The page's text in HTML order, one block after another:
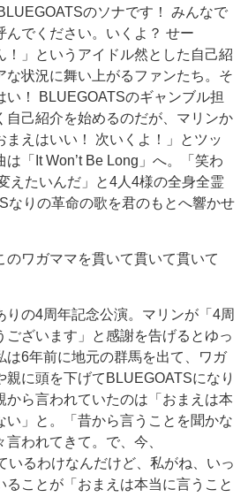
のソナです！ みんなで
んでください。いくよ？ せー
！」というアイドル然とした自己紹
な状況に舞い上がるファンたち。そ
い！ BLUEGOATSのギャンブル担
己紹介を始めるのだが、マリンか
まえはいい！ 次いくよ！」とツッ
「It Won’t Be Long」へ。「笑わ
えたいんだ」と4人4様の全身全霊
なりの革命の歌を君のもとへ響かせ
のワガママを貫いて貫いて貫いて
の4周年記念公演。マリンが「4周
ございます」と感謝を告げるとゆっ
は6年前に地元の群馬を出て、ワガ
親に頭を下げてBLUEGOATSになり
から言われていたのは「おまえは本
い」と。「昔から言うことを聞かな
われてきて。で、今、
いるわけなんだけど、私がね、いっ
ることが「おまえは本当に言うこと